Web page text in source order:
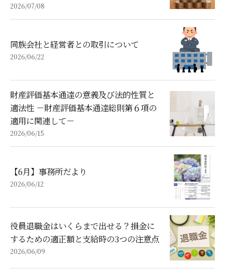
2026/07/08
同族会社と経営者との取引について
2026/06/22
財産評価基本通達の意義及び法的性質と
適法性 －財産評価基本通達総則第６項の
適用に関連して－
2026/06/15
【6月】事務所だより
2026/06/12
役員退職金はいくらまで出せる？損金に
するための適正額と支給時の3つの注意点
2026/06/09